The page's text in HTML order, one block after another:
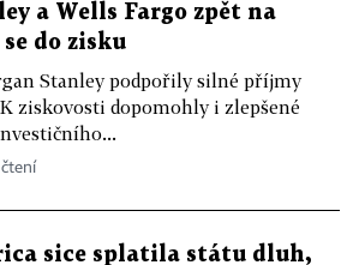
a Wells Fargo zpět na
do zisku
Stanley podpořily silné příjmy
ziskovosti dopomohly i zlepšené
sice splatila státu dluh,